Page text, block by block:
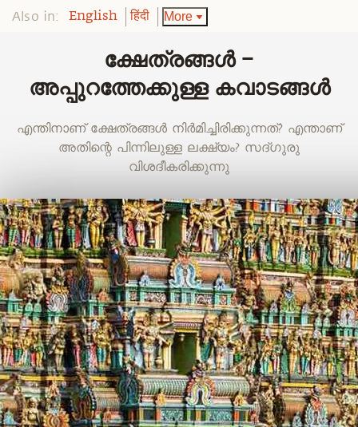
Also in: English हिंदी More
ക്ഷേത്രങ്ങൾ –
അപ്പുറത്തേക്കുള്ള കവാടങ്ങൾ
എന്തിനാണ് ക്ഷേത്രങ്ങൾ നിർമിച്ചിരിക്കുന്നത്? എന്താണ്
അതിന്റെ പിന്നിലുള്ള ലക്ഷ്യം? സദ്ഗുരു
വിശദീകരിക്കുന്നു